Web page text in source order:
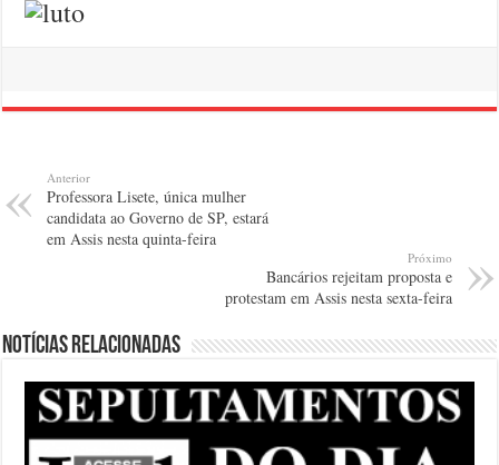
Anterior
Professora Lisete, única mulher
candidata ao Governo de SP, estará
em Assis nesta quinta-feira
Próximo
Bancários rejeitam proposta e
protestam em Assis nesta sexta-feira
Notícias relacionadas